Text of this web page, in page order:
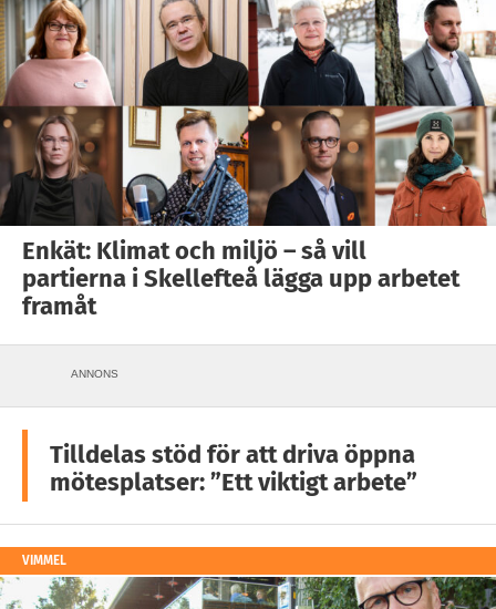
Enkät: Klimat och miljö – så vill
partierna i Skellefteå lägga upp arbetet
framåt
ANNONS
Tilldelas stöd för att driva öppna
mötesplatser: ”Ett viktigt arbete”
VIMMEL